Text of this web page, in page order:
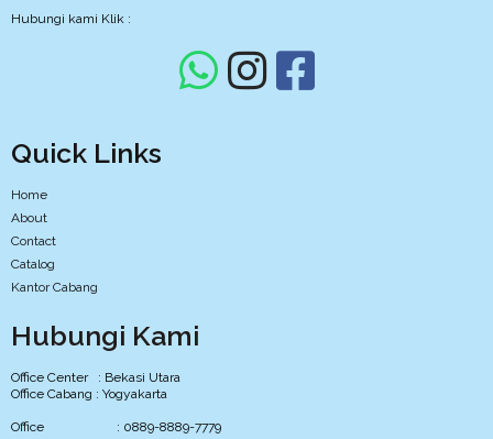
Hubungi kami Klik :
Quick Links
Home
About
Contact
Catalog
Kantor Cabang
Hubungi Kami
Office Center : Bekasi Utara
Office Cabang : Yogyakarta
Office : 0889-8889-7779